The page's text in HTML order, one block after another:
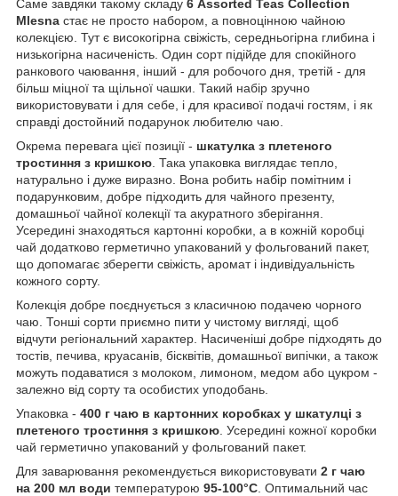
Саме завдяки такому складу 6 Assorted Teas Collection
Mlesna стає не просто набором, а повноцінною чайною
колекцією. Тут є високогірна свіжість, середньогірна глибина і
низькогірна насиченість. Один сорт підійде для спокійного
ранкового чаювання, інший - для робочого дня, третій - для
більш міцної та щільної чашки. Такий набір зручно
використовувати і для себе, і для красивої подачі гостям, і як
справді достойний подарунок любителю чаю.
Окрема перевага цієї позиції - шкатулка з плетеного
тростиння з кришкою. Така упаковка виглядає тепло,
натурально і дуже виразно. Вона робить набір помітним і
подарунковим, добре підходить для чайного презенту,
домашньої чайної колекції та акуратного зберігання.
Усередині знаходяться картонні коробки, а в кожній коробці
чай додатково герметично упакований у фольгований пакет,
що допомагає зберегти свіжість, аромат і індивідуальність
кожного сорту.
Колекція добре поєднується з класичною подачею чорного
чаю. Тонші сорти приємно пити у чистому вигляді, щоб
відчути регіональний характер. Насиченіші добре підходять до
тостів, печива, круасанів, бісквітів, домашньої випічки, а також
можуть подаватися з молоком, лимоном, медом або цукром -
залежно від сорту та особистих уподобань.
Упаковка - 400 г чаю в картонних коробках у шкатулці з
плетеного тростиння з кришкою. Усередині кожної коробки
чай герметично упакований у фольгований пакет.
Для заварювання рекомендується використовувати 2 г чаю
на 200 мл води температурою 95-100°C. Оптимальний час